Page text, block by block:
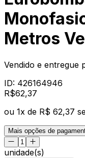
Metros
Vendido e entregue
ID: 426164946
R$62,37
ou 1x de R$ 62,37
Mais opções de
unidade(s)